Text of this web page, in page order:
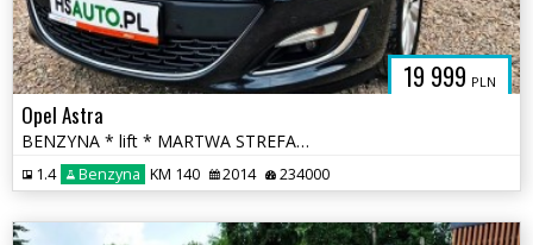
19 999 PLN
Opel Astra
BENZYNA * lift * MARTWA STREFA * KAMERA * nawigacja * super * okazja
1.4 Benzyna KM 140 2014 234000